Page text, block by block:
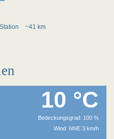
~41 km
10 °C
Bedeckungsgrad: 100 %
Wind: NNE 3 km/h